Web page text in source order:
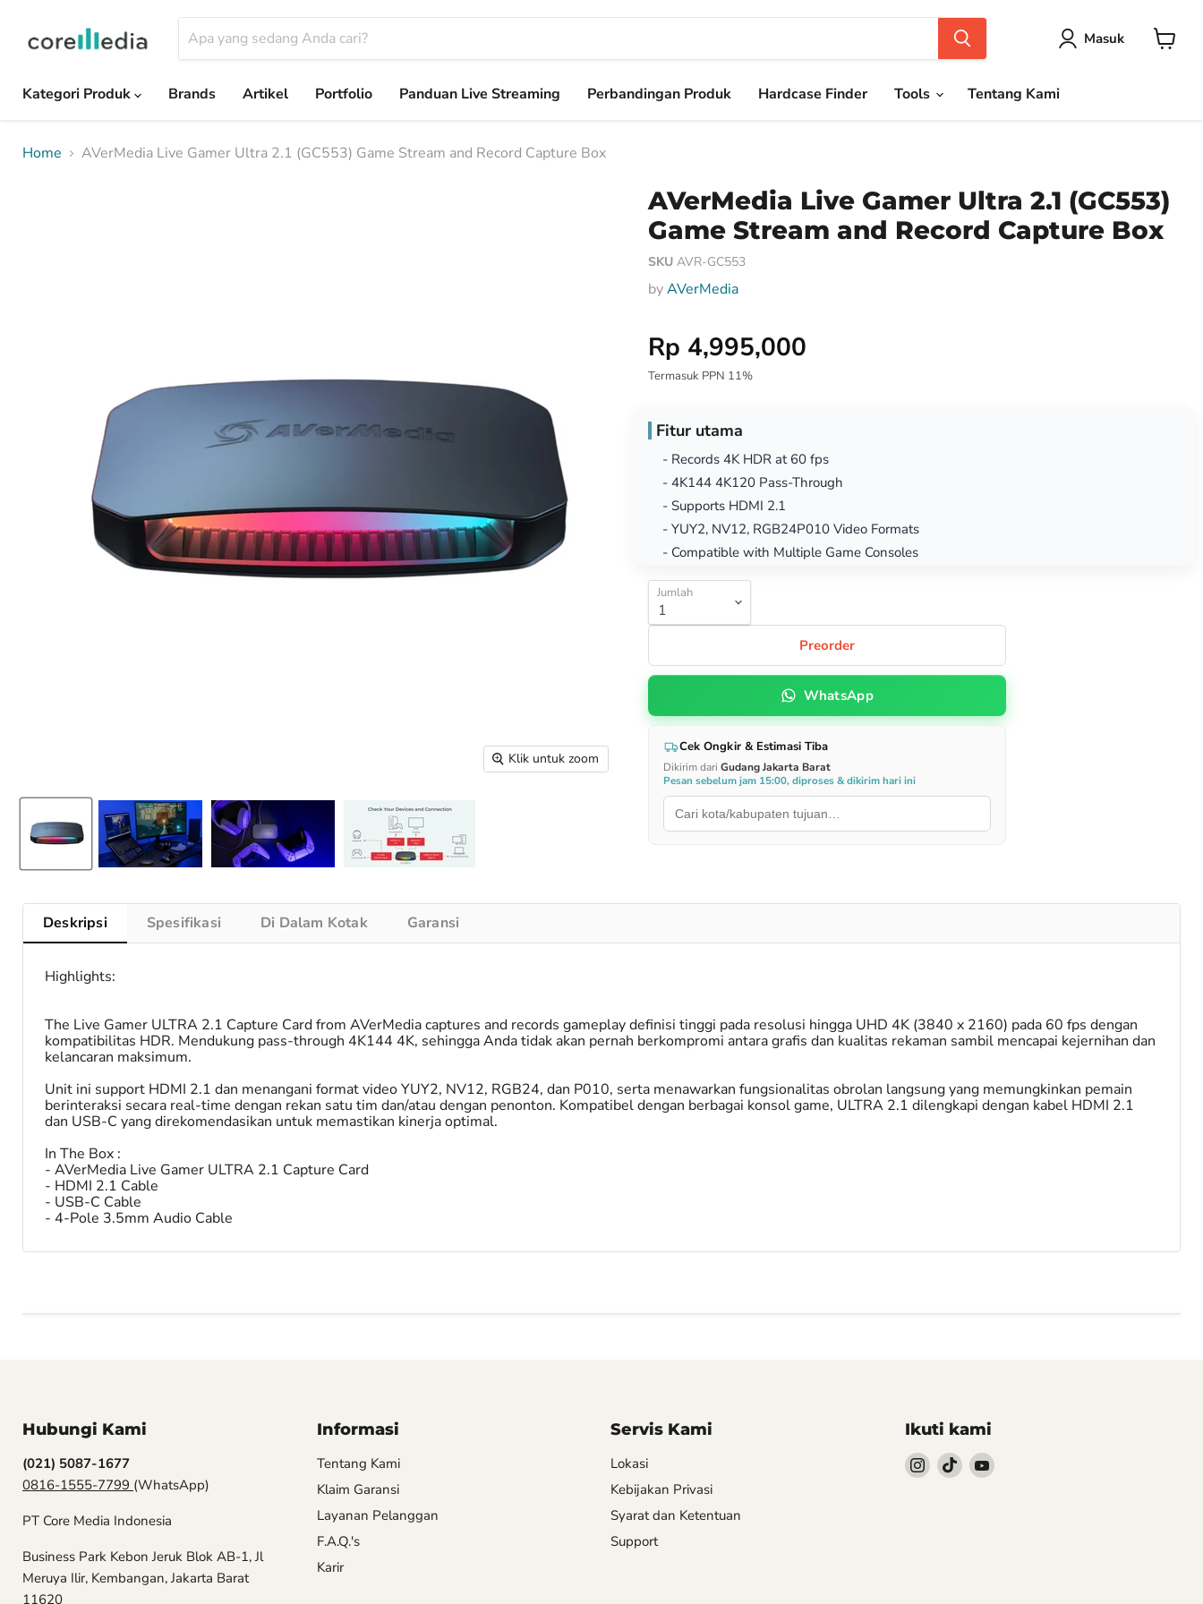
Masuk
Kategori Produk
Brands Artikel Portfolio Panduan Live Streaming Perbandingan Produk Hardcase Finder Tools Tentang Kami
Home AVerMedia Live Gamer Ultra 2.1 (GC553) Game Stream and Record Capture Box
Klik untuk zoom
AVerMedia Live Gamer Ultra 2.1 (GC553)
Game Stream and Record Capture Box
SKU AVR-GC553
byAVerMedia
Harga Special
Rp 4,995,000
Termasuk PPN 11%
Fitur utama
- Records 4K HDR at 60 fps
- 4K144 4K120 Pass-Through
- Supports HDMI 2.1
- YUY2, NV12, RGB24P010 Video Formats
- Compatible with Multiple Game Consoles
Jumlah
Preorder
WhatsApp
Cek Ongkir & Estimasi Tiba
Dikirim dari Gudang Jakarta Barat
Pesan sebelum jam 15:00, diproses & dikirim hari ini
Deskripsi Spesifikasi Di Dalam Kotak Garansi
Highlights:
The Live Gamer ULTRA 2.1 Capture Card from AVerMedia captures and records gameplay definisi tinggi pada resolusi hingga UHD 4K (3840 x 2160) pada 60 fps dengan
kompatibilitas HDR. Mendukung pass-through 4K144 4K, sehingga Anda tidak akan pernah berkompromi antara grafis dan kualitas rekaman sambil mencapai kejernihan dan
kelancaran maksimum.
Unit ini support HDMI 2.1 dan menangani format video YUY2, NV12, RGB24, dan P010, serta menawarkan fungsionalitas obrolan langsung yang memungkinkan pemain
berinteraksi secara real-time dengan rekan satu tim dan/atau dengan penonton. Kompatibel dengan berbagai konsol game, ULTRA 2.1 dilengkapi dengan kabel HDMI 2.1
dan USB-C yang direkomendasikan untuk memastikan kinerja optimal.
In The Box :
- AVerMedia Live Gamer ULTRA 2.1 Capture Card
- HDMI 2.1 Cable
- USB-C Cable
- 4-Pole 3.5mm Audio Cable
Hubungi Kami
(021) 5087-1677
0816-1555-7799 (WhatsApp)
PT Core Media Indonesia
Business Park Kebon Jeruk Blok AB-1, Jl
Meruya Ilir, Kembangan, Jakarta Barat
11620
Informasi
Tentang Kami
Klaim Garansi
Layanan Pelanggan
F.A.Q.'s
Karir
Servis Kami
Lokasi
Kebijakan Privasi
Syarat dan Ketentuan
Support
Ikuti kami
FollowFollowFollow